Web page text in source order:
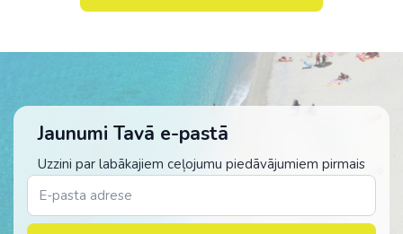
Jaunumi Tavā e-pastā
Uzzini par labākajiem ceļojumu piedāvājumiem pirmais